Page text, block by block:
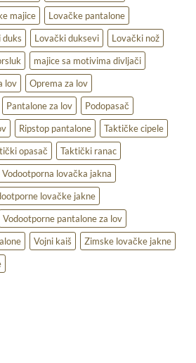
majice
Lovačke pantalone
duks Lovački duksevi
Lovački nož
majice sa motivima divljači
lov
Oprema za lov
Pantalone za lov
Podopasač
Ripstop pantalone
Taktičke cipele
opasač
Taktički ranac
Vodootporna lovačka jakna
lovačke jakne
Vodootporne pantalone za lov
Vojni kaiš
Zimske lovačke jakne